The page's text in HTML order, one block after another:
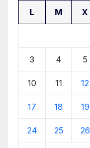
L M X
3 4 5
10 11 12
17 18 19
24 25 26